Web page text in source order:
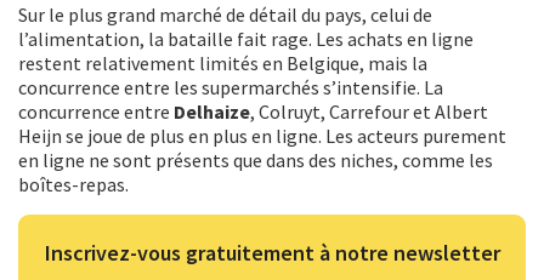
Sur le plus grand marché de détail du pays, celui de
l’alimentation, la bataille fait rage. Les achats en ligne
restent relativement limités en Belgique, mais la
concurrence entre les supermarchés s’intensifie. La
concurrence entre Delhaize, Colruyt, Carrefour et Albert
Heijn se joue de plus en plus en ligne. Les acteurs purement
en ligne ne sont présents que dans des niches, comme les
boîtes-repas.
Inscrivez-vous gratuitement à notre newsletter